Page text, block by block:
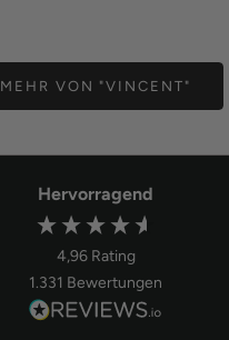
MEHR VON "VINCENT"
Hervorragend
4,96 Rating
1.331 Bewertungen